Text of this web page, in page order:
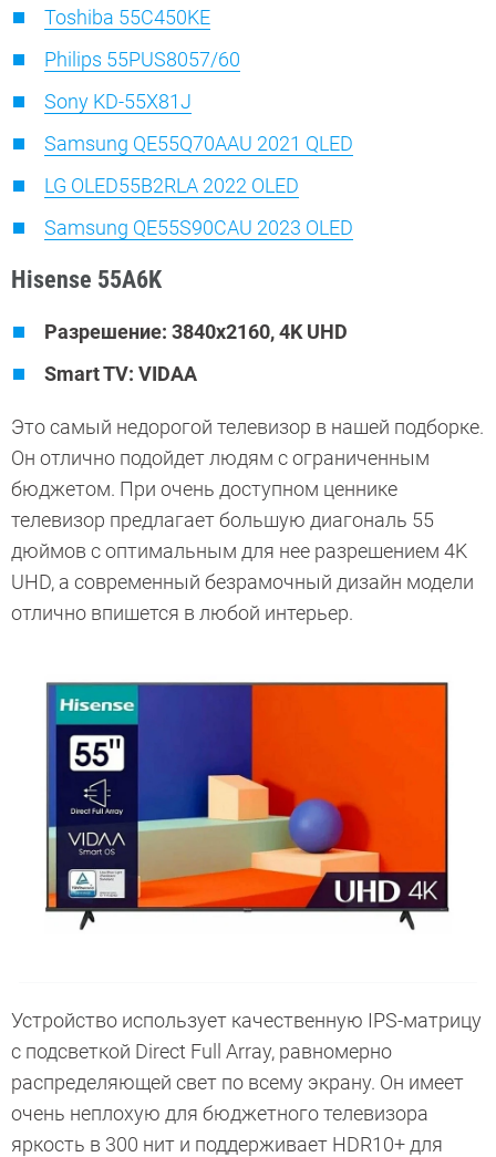
Toshiba 55C450KE
Philips 55PUS8057/60
Sony KD-55X81J
Samsung QE55Q70AAU 2021 QLED
LG OLED55B2RLA 2022 OLED
Samsung QE55S90CAU 2023 OLED
Hisense 55A6K
Разрешение: 3840x2160, 4K UHD
Smart TV: VIDAA
Это самый недорогой телевизор в нашей подборке.
Он отлично подойдет людям с ограниченным
бюджетом. При очень доступном ценнике
телевизор предлагает большую диагональ 55
дюймов с оптимальным для нее разрешением 4K
UHD, а современный безрамочный дизайн модели
отлично впишется в любой интерьер.
Устройство использует качественную IPS-матрицу
с подсветкой Direct Full Array, равномерно
распределяющей свет по всему экрану. Он имеет
очень неплохую для бюджетного телевизора
яркость в 300 нит и поддерживает HDR10+ для